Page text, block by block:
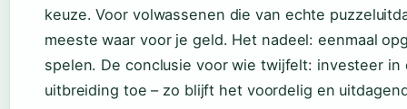
keuze. Voor volwassenen die van echte
meeste waar voor je geld. Het nadeel: eenmaal
spelen. De conclusie voor wie twijfelt: investeer
uitbreiding toe – zo blijft het voordelig en